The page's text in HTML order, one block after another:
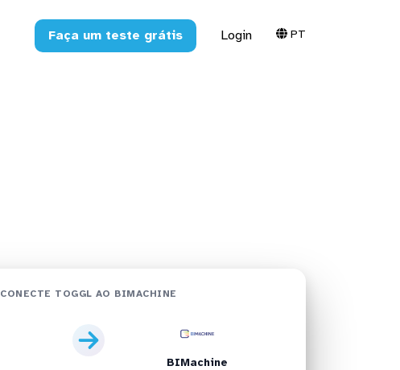
Faça um teste grátis Login PT
CONECTE TOGGL AO BIMACHINE
BIMachine